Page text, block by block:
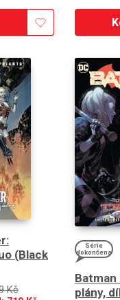
(Black
Kč
Série
dokončena
plány,